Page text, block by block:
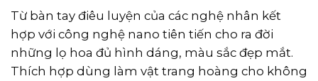
Từ bàn tay điêu luyện của các nghệ nhân kết
hợp với công nghệ nano tiên tiến cho ra đời
những lọ hoa đủ hình dáng, màu sắc đẹp mắt.
Thích hợp dùng làm vật trang hoàng cho không